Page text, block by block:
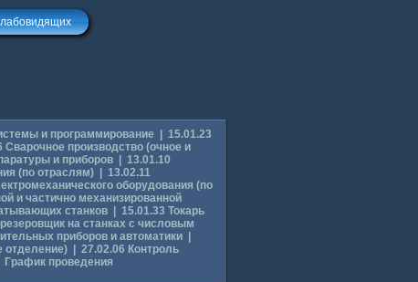
и программирование
15.01.23
Сварочное производство (очное и
и приборов| 13.01.10
(по отраслям)| 13.02.11
оборудования (по
и частично механизированной
станков
15.01.33 Токарь
на станках с числовым
приборов и автоматики|
отделение)| 27.02.06 Контроль
График проведения